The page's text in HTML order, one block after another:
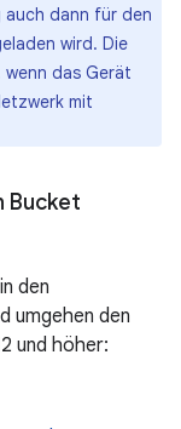
auch dann für den
wird. Die
das Gerät
mit
Bucket
den
umgehen den
und höher: